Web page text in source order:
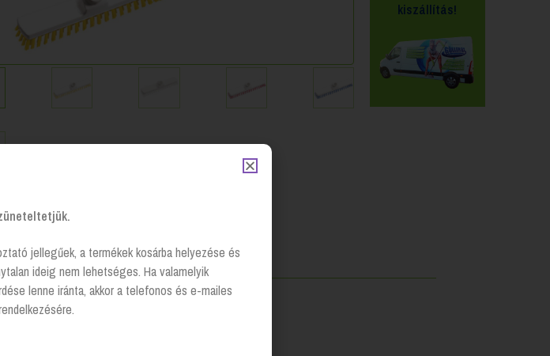
kiszállítás!
jellegűek, a termékek kosárba helyezése és
ideig nem lehetséges. Ha valamelyik
lenne iránta, akkor a telefonos és e-mailes